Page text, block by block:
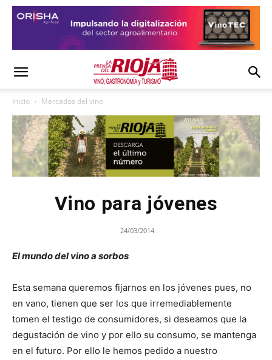
Inicio Mercados del vino
Vino para jóvenes
24/03/2014
El mundo del vino a sorbos
Esta semana queremos fijarnos en los jóvenes pues, no
en vano, tienen que ser los que irremediablemente
tomen el testigo de consumidores, si deseamos que la
degustación de vino y por ello su consumo, se mantenga
en el futuro. Por ello le hemos pedido a nuestro